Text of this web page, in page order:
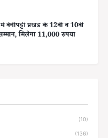
में बेनीपट्टी प्रखंड के 12वीं व 10वीं
मिलेगा 11,000 रुपया
(10)
(136)